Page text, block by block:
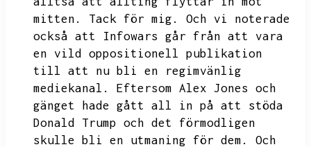
mitten.
Tack för mig.
Och vi noterade
också att Infowars går från att vara
en vild oppositionell publikation
till att nu bli en regimvänlig
mediekanal.
Eftersom Alex Jones och
gänget hade gått all in på att stöda
Donald Trump och det förmodligen
skulle bli en utmaning för dem.
Och